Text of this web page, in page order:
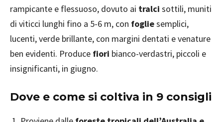
rampicante e flessuoso, dovuto ai tralci sottili, muniti
di viticci lunghi fino a 5-6 m, con fogliesemplici,
lucenti, verde brillante, con margini dentati e venature
ben evidenti. Produce fiori bianco-verdastri, piccoli e
insignificanti, in giugno.
Dove e come si coltiva in 9 consigli